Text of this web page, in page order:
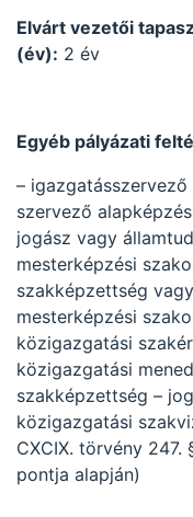
Elvárt vezetői
(év): 2 év
Egyéb pályázati
–
szervező
jogász vagy
mesterképzési
szakképzettség
mesterképzési
közigazgatási
közigazgatási
szakképzettség –
közigazgatási
CXCIX. törvény 247.
pontja alapján)